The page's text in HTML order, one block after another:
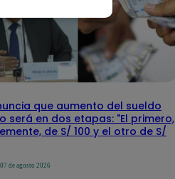
que aumento del sueldo
será en dos etapas: "El primero,
de S/ 100 y el otro de S/
07 de agosto 2026